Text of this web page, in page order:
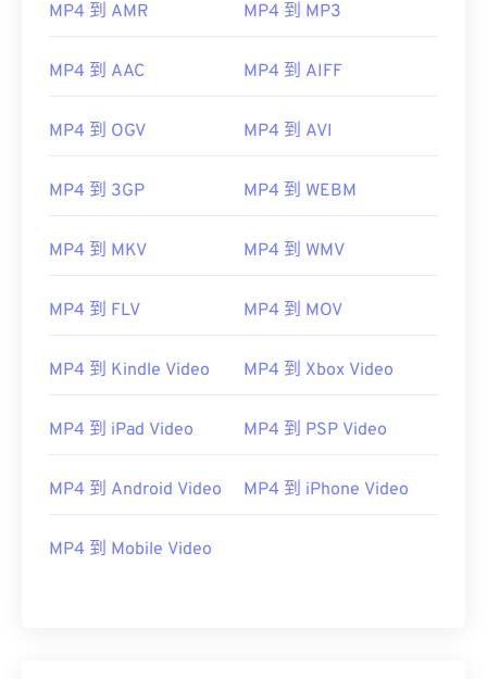
在某些裝置上，尤其是行動裝置上，開啟這種檔案類
料（音訊或視訊編解碼器）與裝置的作業系統不相
VLC 媒體播放器
標準：ISO/IEC 14496
https://en.wikipedia.org/wiki/MPEG-4
4.html
MP4 到 AMR MP4 到 MP3
MP4 到 AAC MP4 到 AIFF
MP4 到 OGV MP4 到 AVI
MP4 到 3GP MP4 到 WEBM
MP4 到 MKV MP4 到 WMV
MP4 到 FLV MP4 到 MOV
MP4 到 Kindle Video MP4 到 Xbox Video
MP4 到 iPad Video MP4 到 PSP Video
MP4 到 Android Video MP4 到 iPhone Video
MP4 到 Mobile Video